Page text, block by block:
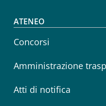
Footer
ATENEO
Concorsi
Amministrazione
Atti di notifica